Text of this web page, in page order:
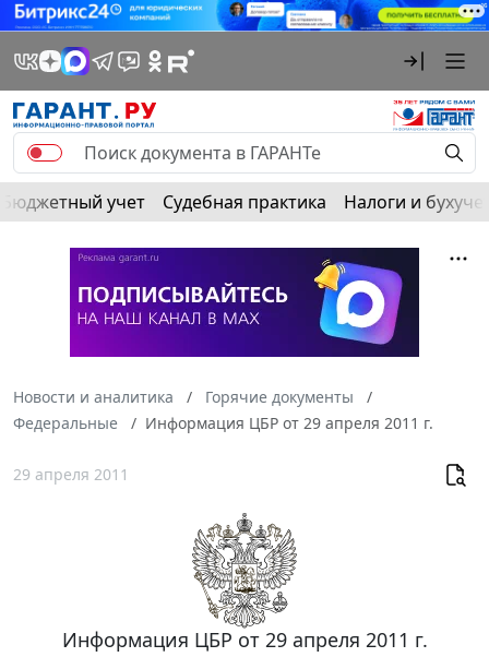
Бюджетный учет Судебная практика Налоги и
Новости и аналитика
Горячие документы
Федеральные
Информация ЦБР от 29 апреля 2011 г.
29 апреля 2011
Информация ЦБР от 29 апреля 2011 г.